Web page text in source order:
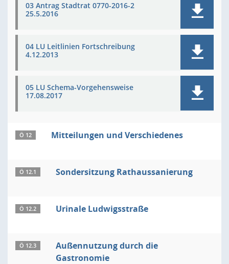
03 Antrag Stadtrat 0770-2016-2
25.5.2016
04 LU Leitlinien Fortschreibung
4.12.2013
05 LU Schema-Vorgehensweise
17.08.2017
Ö 12 Mitteilungen und Verschiedenes
Ö 12.1 Sondersitzung Rathaussanierung
Ö 12.2 Urinale Ludwigsstraße
Ö 12.3
Außennutzung durch die
Gastronomie